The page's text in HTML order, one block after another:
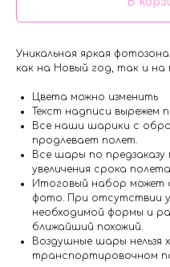
Уникальная яркая
как на Новый год, так и на
Цвета можно изменить
Текст надписи вырежем
Все наши шарики с
продлевает полет.
Все шары по
увеличения срока
Итоговый набор может
фото. При отсутствии
необходимой формы и
ближайший похожий.
Воздушные шары нельзя
транспортировочном